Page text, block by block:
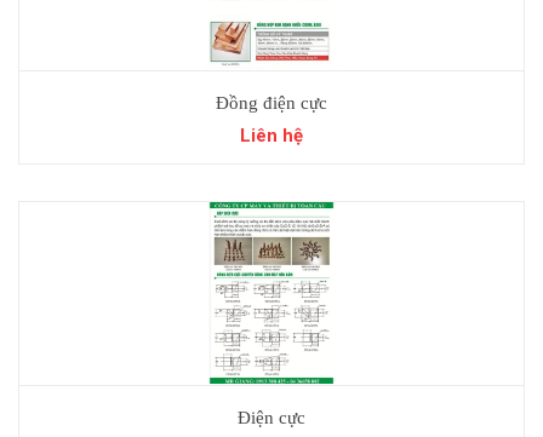
Đồng điện cực
Liên hệ
Điện cực